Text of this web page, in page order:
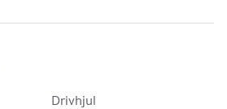
Drivhjul